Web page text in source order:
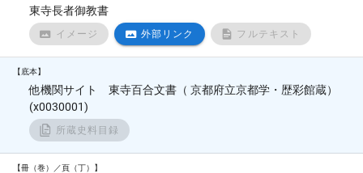
東寺長者御教書
イメージ 外部リンク フルテキスト
【底本】
他機関サイト 東寺百合文書（ 京都府立京都学・歴彩館蔵）
(x0030001)
所蔵史料目録
【冊（巻）／頁（丁）】